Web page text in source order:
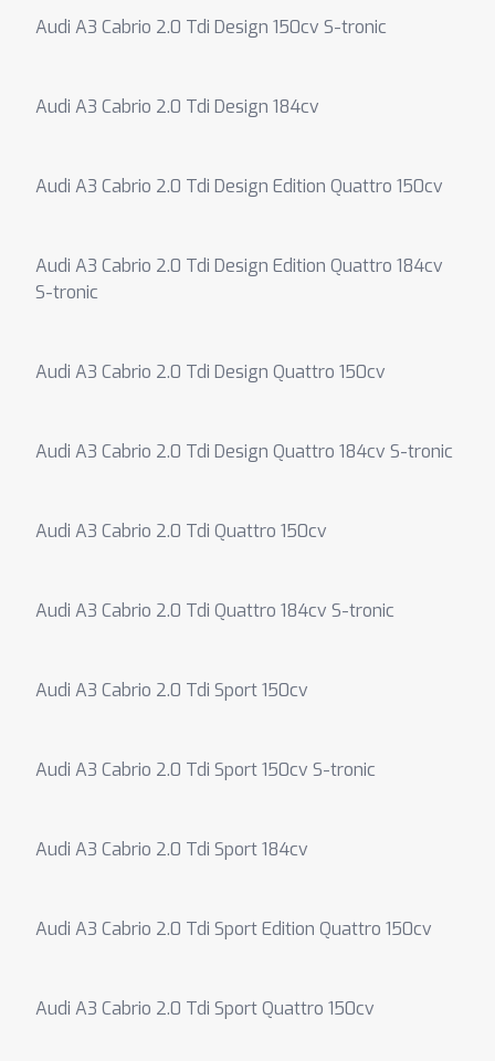
Audi A3 Cabrio 2.0 Tdi Design 150cv S-tronic
Audi A3 Cabrio 2.0 Tdi Design 184cv
Audi A3 Cabrio 2.0 Tdi Design Edition Quattro 150cv
Audi A3 Cabrio 2.0 Tdi Design Edition Quattro 184cv
S-tronic
Audi A3 Cabrio 2.0 Tdi Design Quattro 150cv
Audi A3 Cabrio 2.0 Tdi Design Quattro 184cv S-tronic
Audi A3 Cabrio 2.0 Tdi Quattro 150cv
Audi A3 Cabrio 2.0 Tdi Quattro 184cv S-tronic
Audi A3 Cabrio 2.0 Tdi Sport 150cv
Audi A3 Cabrio 2.0 Tdi Sport 150cv S-tronic
Audi A3 Cabrio 2.0 Tdi Sport 184cv
Audi A3 Cabrio 2.0 Tdi Sport Edition Quattro 150cv
Audi A3 Cabrio 2.0 Tdi Sport Quattro 150cv